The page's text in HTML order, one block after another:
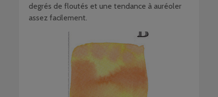
degrés de floutés et une tendance à auréoler
assez facilement.